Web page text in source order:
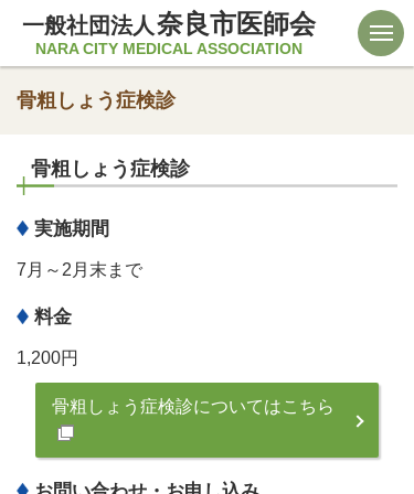
一般社団法人 奈良市医師会
NARA CITY MEDICAL ASSOCIATION
骨粗しょう症検診
骨粗しょう症検診
実施期間
7月～2月末まで
料金
1,200円
骨粗しょう症検診についてはこちら